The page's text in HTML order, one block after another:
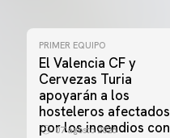
PRIMER EQUIPO
El Valencia CF y
Cervezas Turia
apoyarán a los
hosteleros afectados
por los incendios con
07 agosto 2026